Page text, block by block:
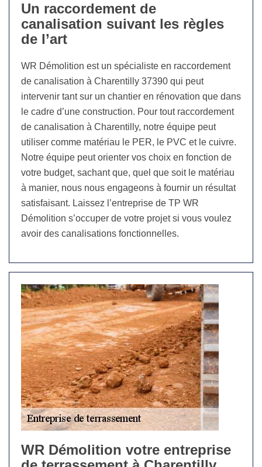
Un raccordement de
canalisation suivant les règles
de l’art
WR Démolition est un spécialiste en raccordement
de canalisation à Charentilly 37390 qui peut
intervenir tant sur un chantier en rénovation que dans
le cadre d’une construction. Pour tout raccordement
de canalisation à Charentilly, notre équipe peut
utiliser comme matériau le PER, le PVC et le cuivre.
Notre équipe peut orienter vos choix en fonction de
votre budget, sachant que, quel que soit le matériau
à manier, nous nous engageons à fournir un résultat
satisfaisant. Laissez l’entreprise de TP WR
Démolition s’occuper de votre projet si vous voulez
avoir des canalisations fonctionnelles.
WR Démolition votre entreprise